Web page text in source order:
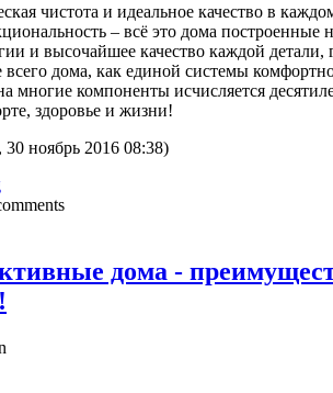
чистота и идеальное качество в
– всё это дома построенные
и высочайшее качество каждой детали,
дома, как единой системы
многие компоненты исчисляется
здоровье и жизни!
30 ноябрь 2016 08:38)
дома -